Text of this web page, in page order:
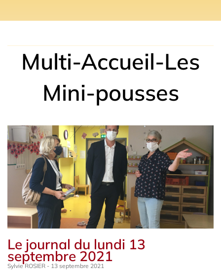
Multi-Accueil-Les
Mini-pousses
Le journal du lundi 13
septembre 2021
Sylvie ROSIER 13 septembre 2021